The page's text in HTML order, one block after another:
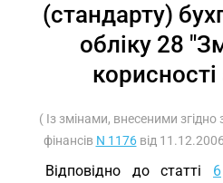
(стандарту)
обліку 28
корисності
( Із змінами, внесеними
фінансів N 1176від 11.12.2006
Відповідно до статті 6